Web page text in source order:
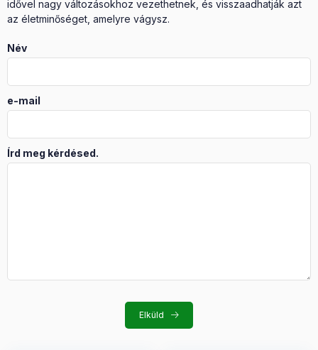
idővel nagy változásokhoz vezethetnek, és visszaadhatják azt
az életminőséget, amelyre vágysz.
Név
e-mail
Írd meg kérdésed.
Elküld